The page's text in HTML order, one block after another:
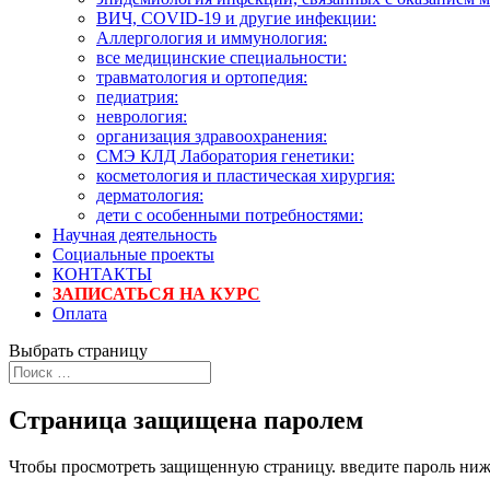
ВИЧ, COVID-19 и другие инфекции:
Аллергология и иммунология:
все медицинские специальности:
травматология и ортопедия:
педиатрия:
неврология:
организация здравоохранения:
СМЭ КЛД Лаборатория генетики:
косметология и пластическая хирургия:
дерматология:
дети с особенными потребностями:
Научная деятельность
Социальные проекты
КОНТАКТЫ
ЗАПИСАТЬСЯ НА КУРС
Оплата
Выбрать страницу
Страница защищена паролем
Чтобы просмотреть защищенную страницу. введите пароль